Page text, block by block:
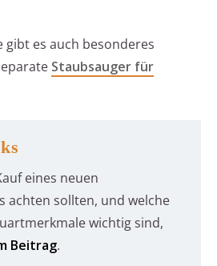
gibt es auch besonderes
Staubsauger für
eines neuen
achten sollten, und welche
wichtig sind,
Beitrag.